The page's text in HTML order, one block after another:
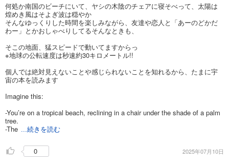
何処か南国のビーチにいて、ヤシの木陰のチェアに寝そべって、太陽は
煌めき風はそよぎ波は穏やか
そんなゆっくりした時間を楽しみながら、友達や恋人と「あーのどかだ
わー」とかおしゃべりしてるそんなときも、
そこの地面、猛スピードで動いてますからっ
※地球の公転速度は秒速約30キロメートル!!
個人では絶対見えないことや感じられないことを知れるから、たまに宇
宙の本を読みます
Imagine this:
-You’re on a tropical beach, reclining in a chair under the shade of a palm
tree.
-The
...続きを読む
0 2025年07月10日